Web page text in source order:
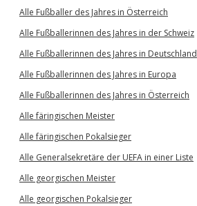
Alle Fußballer des Jahres in Österreich
Alle Fußballerinnen des Jahres in der Schweiz
Alle Fußballerinnen des Jahres in Deutschland
Alle Fußballerinnen des Jahres in Europa
Alle Fußballerinnen des Jahres in Österreich
Alle färingischen Meister
Alle färingischen Pokalsieger
Alle Generalsekretäre der UEFA in einer Liste
Alle georgischen Meister
Alle georgischen Pokalsieger